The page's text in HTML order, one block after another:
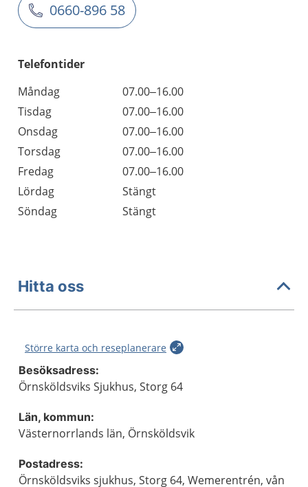
0660-896 58
Telefontider
Måndag
07.00–16.00
Tisdag
07.00–16.00
Onsdag
07.00–16.00
Torsdag
07.00–16.00
Fredag
07.00–16.00
Lördag
Stängt
Söndag
Stängt
Hitta oss
Större karta och reseplanerare
Besöksadress:
Örnsköldsviks Sjukhus, Storg 64
Län, kommun:
Västernorrlands län, Örnsköldsvik
Postadress:
Örnsköldsviks sjukhus, Storg 64, Wemerentrén, vån